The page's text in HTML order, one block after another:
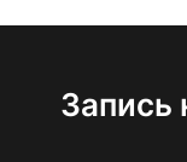
Запись